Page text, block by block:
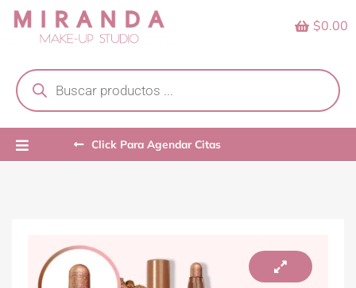
Skip
search
$0.00
Click Para Agendar Citas